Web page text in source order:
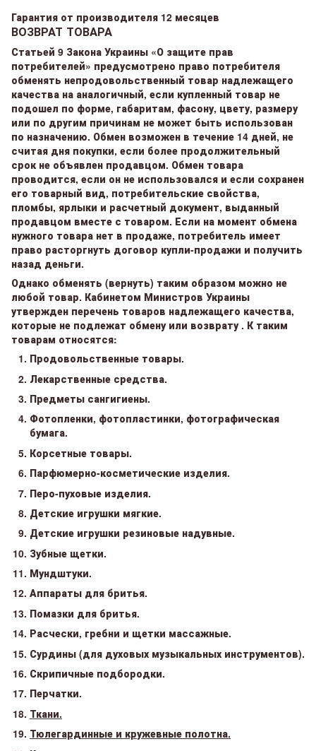
Гарантия от производителя 12 месяцев
ВОЗВРАТ ТОВАРА
Статьей 9 Закона Украины «О защите прав
потребителей» предусмотрено право потребителя
обменять непродовольственный товар надлежащего
качества на аналогичный, если купленный товар не
подошел по форме, габаритам, фасону, цвету, размеру
или по другим причинам не может быть использован
по назначению. Обмен возможен в течение 14 дней, не
считая дня покупки, если более продолжительный
срок не объявлен продавцом. Обмен товара
проводится, если он не использовался и если сохранен
его товарный вид, потребительские свойства,
пломбы, ярлыки и расчетный документ, выданный
продавцом вместе с товаром. Если на момент обмена
нужного товара нет в продаже, потребитель имеет
право расторгнуть договор купли-продажи и получить
назад деньги.
Однако обменять (вернуть) таким образом можно не
любой товар. Кабинетом Министров Украины
утвержден перечень товаров надлежащего качества,
которые не подлежат обмену или возврату . К таким
товарам относятся:
Продовольственные товары.
Лекарственные средства.
Предметы сангигиены.
Фотопленки, фотопластинки, фотографическая
бумага.
Корсетные товары.
Парфюмерно-косметические изделия.
Перо-пуховые изделия.
Детские игрушки мягкие.
Детские игрушки резиновые надувные.
Зубные щетки.
Мундштуки.
Аппараты для бритья.
Помазки для бритья.
Расчески, гребни и щетки массажные.
Сурдины (для духовых музыкальных инструментов).
Скрипичные подбородки.
Перчатки.
Ткани.
Тюлегардинные и кружевные полотна.